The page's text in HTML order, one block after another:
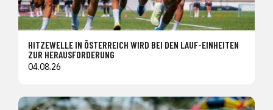
HITZEWELLE IN ÖSTERREICH WIRD BEI DEN LAUF-EINHEITEN
ZUR HERAUSFORDERUNG
04.08.26